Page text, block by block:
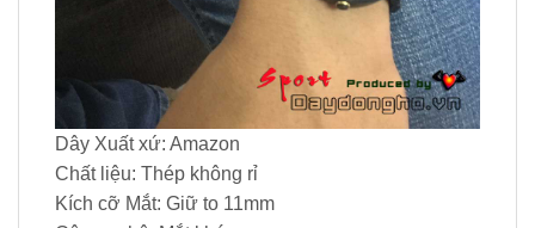
Dây Xuất xứ: Amazon
Chất liệu: Thép không rỉ
Kích cỡ Mắt: Giữ to 11mm